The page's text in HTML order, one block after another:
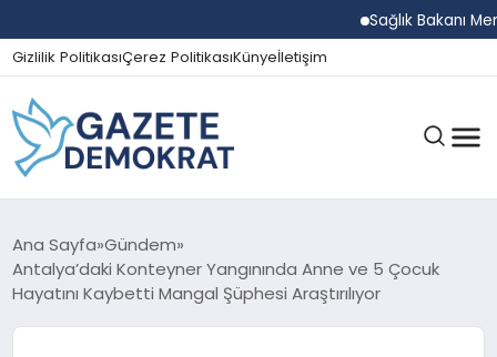
Sağlık Bakanı
Gizlilik PolitikasıÇerez PolitikasıKünyeİletişim
GÜNDEM
EKONOMI
Ana Sayfa Gündem
Antalya’daki Konteyner Yangınında Anne ve 5 Çocuk
Hayatını Kaybetti Mangal Şüphesi Araştırılıyor